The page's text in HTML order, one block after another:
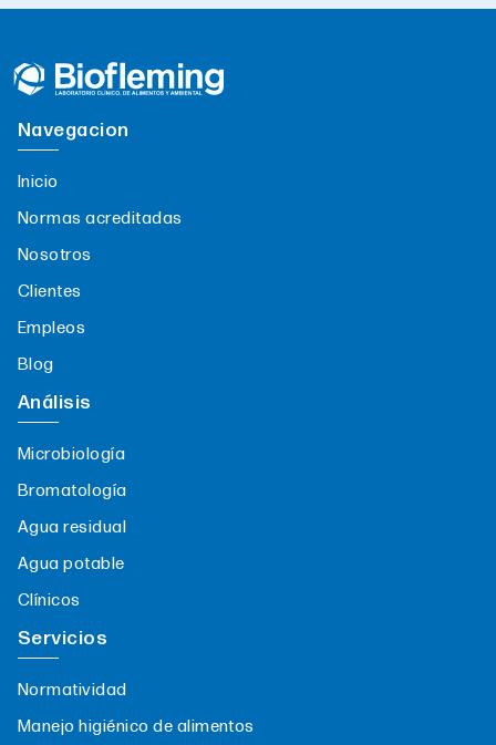
Navegacion
Inicio
Normas acreditadas
Nosotros
Clientes
Empleos
Blog
Análisis
Microbiología
Bromatología
Agua residual
Agua potable
Clínicos
Servicios
Normatividad
Manejo higiénico de alimentos